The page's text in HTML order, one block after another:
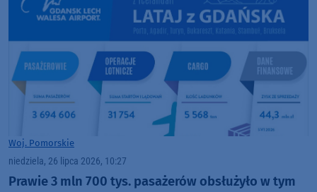
Woj. Pomorskie
niedziela, 26 lipca 2026, 10:27
Prawie 3 mln 700 tys. pasażerów obsłużyło w tym